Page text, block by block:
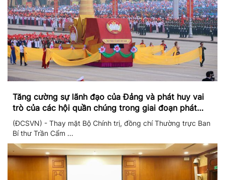
Tăng cường sự lãnh đạo của Đảng và phát huy vai
trò của các hội quần chúng trong giai đoạn phát
triển mới
(ĐCSVN) - Thay mặt Bộ Chính trị, đồng chí Thường trực Ban
Bí thư Trần Cẩm ...